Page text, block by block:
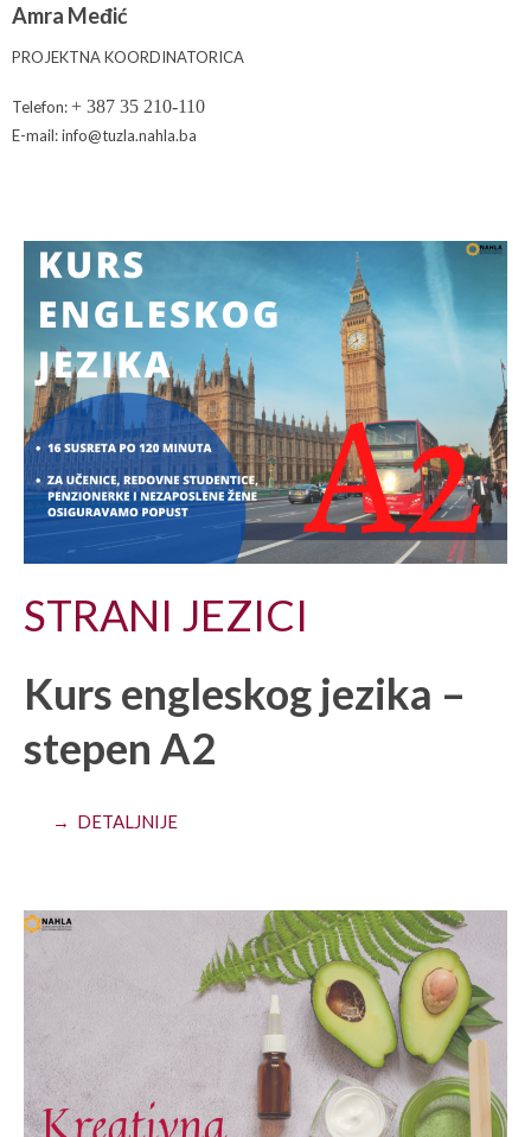
Amra Međić
PROJEKTNA KOORDINATORICA
Telefon:+ 387 35 210-110
E-mail: info@tuzla.nahla.ba
STRANI JEZICI
Kurs engleskog jezika –
stepen A2
→ DETALJNIJE